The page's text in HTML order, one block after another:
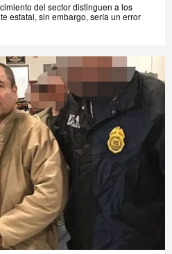
del sector distinguen a los
estatal, sin embargo, sería un error